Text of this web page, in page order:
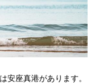
安座真港があります。